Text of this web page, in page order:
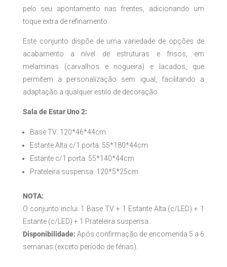
pelo seu apontamento nas frentes, adicionando um
toque extra de refinamento.
Este conjunto dispõe de uma variedade de opções de
acabamento a nível de estruturas e frisos, em
melaminas (carvalhos e nogueira) e lacados, que
permitem a personalização sem igual, facilitando a
adaptação a qualquer estilo de decoração.
Sala de Estar Uno 2:
Base TV: 120*46*44cm
Estante Alta c/1 porta: 55*180*44cm
Estante c/1 porta: 55*140*44cm
Prateleira suspensa: 120*5*25cm
NOTA:
O conjunto inclui: 1 Base TV + 1 Estante Alta (c/LED) + 1
Estante (c/LED) + 1 Prateleira suspensa.
Disponibilidade: Após confirmação de encomenda 5 a 6
semanas (exceto período de férias).